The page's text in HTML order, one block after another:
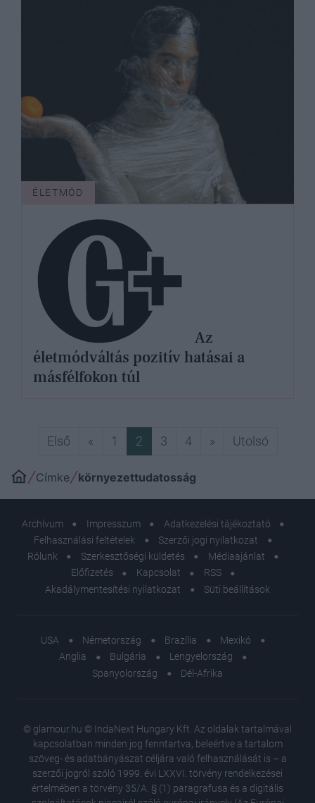
ÉLETMÓD
életmódváltás pozitív hatásai a
másfélfokon túl
ElsőElső
«Előző1 2 3 4 »Következő
UtolsóUtolsó
Címke környezettudatosság
Archívum Impresszum
Adatkezelési tájékoztató
Felhasználási feltételek
Szerzői jogi nyilatkozat
Rólunk
Szerkesztőségi küldetés
Médiaajánlat
Előfizetés
Kapcsolat
RSS
Akadálymentesítési nyilatkozat
Süti beállítások
USA Németország Brazília
Mexikó
Anglia
Bulgária
Lengyelország
Spanyolország
Dél-Afrika
© glamour.hu © IndaNext Hungary Kft. Az oldalak tartalmával
kapcsolatban minden jog fenntartva, beleértve a tartalom
szöveg- és adatbányászat céljára való felhasználását is – a
szerzői jogról szóló 1999. évi LXXVI. törvény rendelkezései
értelmében a törvény 35/A. § (1) paragrafusa és a digitális